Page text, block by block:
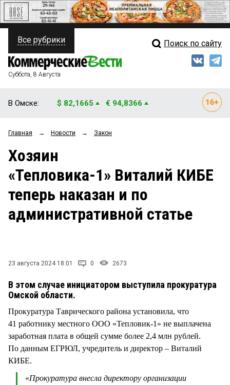
ПОЛИТИКА
ФИНАНСЫ
ОБЩЕСТВО
ЗАКОН
Свежий выпуск
Блоги
Архив
Все рубрики Поиск по сайту
Суббота, 8 Августа
В Омске: $ 82,1665 € 94,8366
Главная → Новости → Закон
Хозяин
«Тепловика-1» Виталий КИБЕ
теперь наказан и по
административной статье
23 августа 2024 18:01 0 2673
В этом случае инициатором выступила прокуратура
Омской области.
Прокуратура Таврического района установила, что
41 работнику местного ООО «Тепловик-1» не выплачена
заработная плата в общей сумме более 2,4 млн рублей.
По данным ЕГРЮЛ, учредитель и директор – Виталий
КИБЕ.
«Прокуратура внесла директору организации